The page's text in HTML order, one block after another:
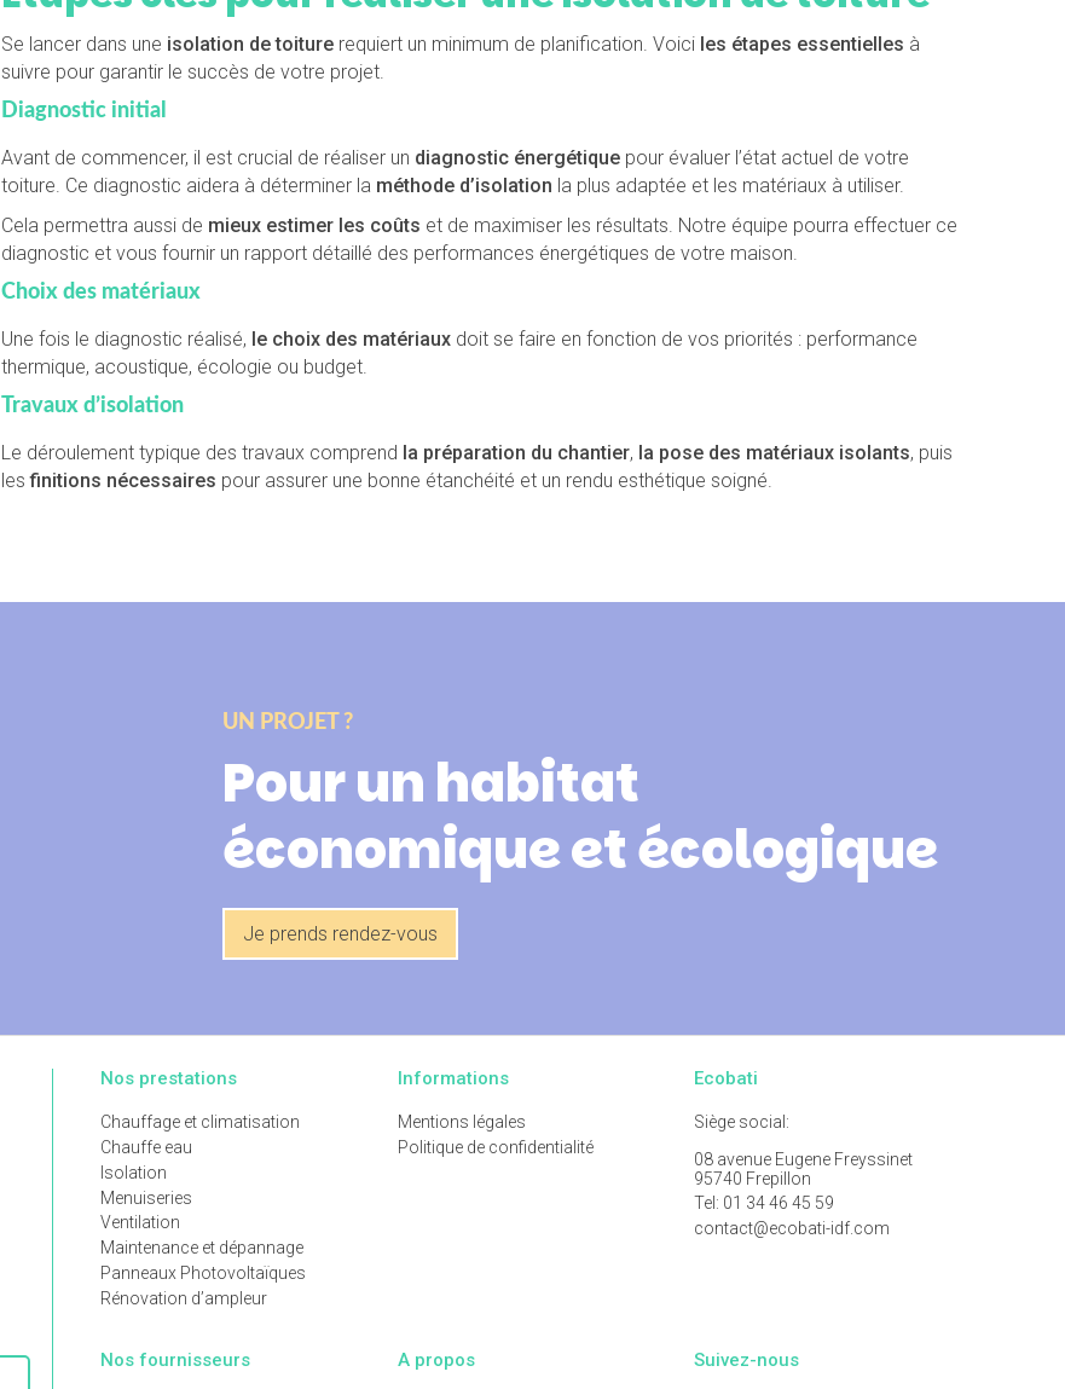
Se lancer dans une isolation de toiturerequiert un minimum de planification. Voici les étapes essentielles à
suivre pour garantir le succès de votre projet.
Diagnostic initial
Avant de commencer, il est crucial de réaliser un diagnostic énergétiquepour évaluer l’état actuel de votre
toiture. Ce diagnostic aidera à déterminer la méthode d’isolation la plus adaptée et les matériaux à utiliser.
Cela permettra aussi de mieux estimer les coûts et de maximiser les résultats. Notre équipe pourra effectuer ce
diagnostic et vous fournir un rapport détaillé des performances énergétiques de votre maison.
Choix des matériaux
Une fois le diagnostic réalisé, le choix des matériauxdoit se faire en fonction de vos priorités : performance
thermique, acoustique, écologie ou budget.
Travaux d’isolation
Le déroulement typique des travaux comprend la préparation du chantier, la pose des matériaux isolants, puis
lesfinitions nécessaires pour assurer une bonne étanchéité et un rendu esthétique soigné.
UN PROJET ?
Pour un habitat
économique et écologique
Je prends rendez-vous
Nos prestations
Chauffage et climatisation
Chauffe eau
Isolation
Menuiseries
Ventilation
Maintenance et dépannage
Panneaux Photovoltaïques
Rénovation d’ampleur
Informations
Mentions légales
Politique de confidentialité
Ecobati
Siège social:
08 avenue Eugene Freyssinet
95740 Frepillon
Tel: 01 34 46 45 59
contact@ecobati-idf.com
Nos fournisseurs A propos Suivez-nous